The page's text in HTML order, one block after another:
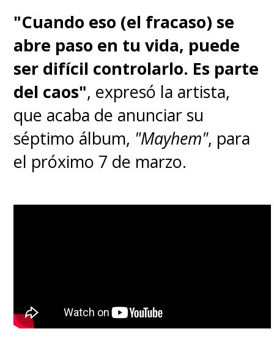
compartido por dos personas
Y todos sabemos con quién el
"Joker" comparte su locura en la
serie animada y en los cómics.
"Cuando eso (el fracaso) se
abre paso en tu vida, puede
ser difícil controlarlo. Es parte
del caos", expresó la artista,
que acaba de anunciar su
séptimo álbum, "Mayhem", para
el próximo 7 de marzo.